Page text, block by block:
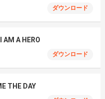
ダウンロード
A HERO
ダウンロード
THE DAY